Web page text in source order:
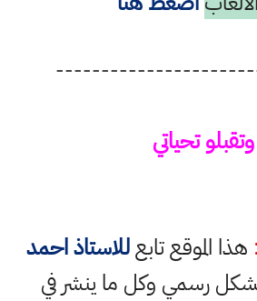
وتقبلو تحياتي
هذا الموقع تابعللاستاذ احمد
رسمي وكل ما ينشر في